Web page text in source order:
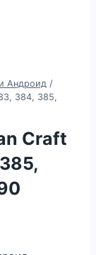
Андроид /
384, 385,
Craft